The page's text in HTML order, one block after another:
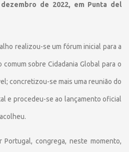
de 2022, em Punta del
realizou-se um fórum inicial para a
sobre Cidadania Global para o
concretizou-se mais uma reunião do
e procedeu-se ao lançamento oficial
Portugal, congrega, neste momento,